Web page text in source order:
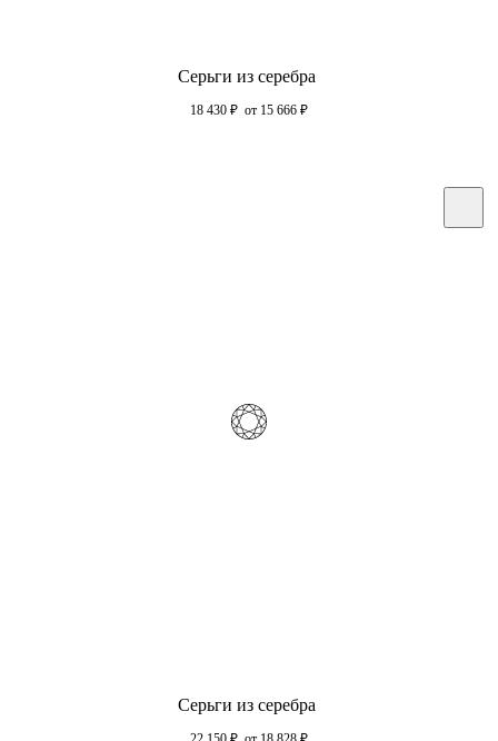
Серьги из серебра
18 430 ₽ от 15 666 ₽
Серьги из серебра